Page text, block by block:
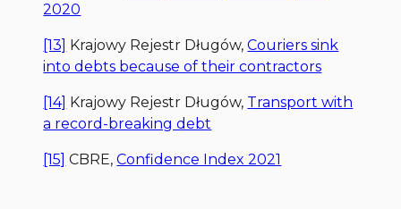
2020
[13] Krajowy Rejestr Długów,Couriers sink
into debts because of their contractors
[14] Krajowy Rejestr Długów, Transport with
a record-breaking debt
[15] CBRE,Confidence Index 2021